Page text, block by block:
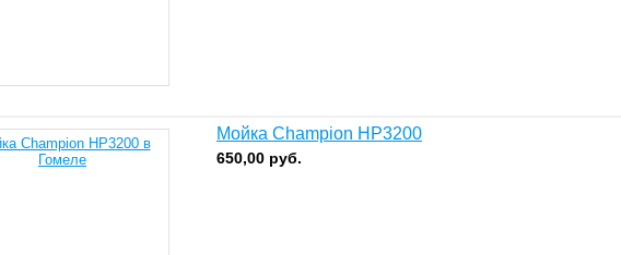
Мойка Champion HP3200
650,00 руб.